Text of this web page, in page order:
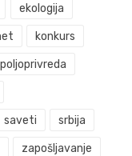
ekologija
konkurs
poljoprivreda
saveti srbija
zapošljavanje